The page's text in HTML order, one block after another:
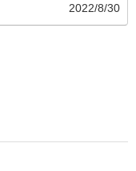
2022/8/30